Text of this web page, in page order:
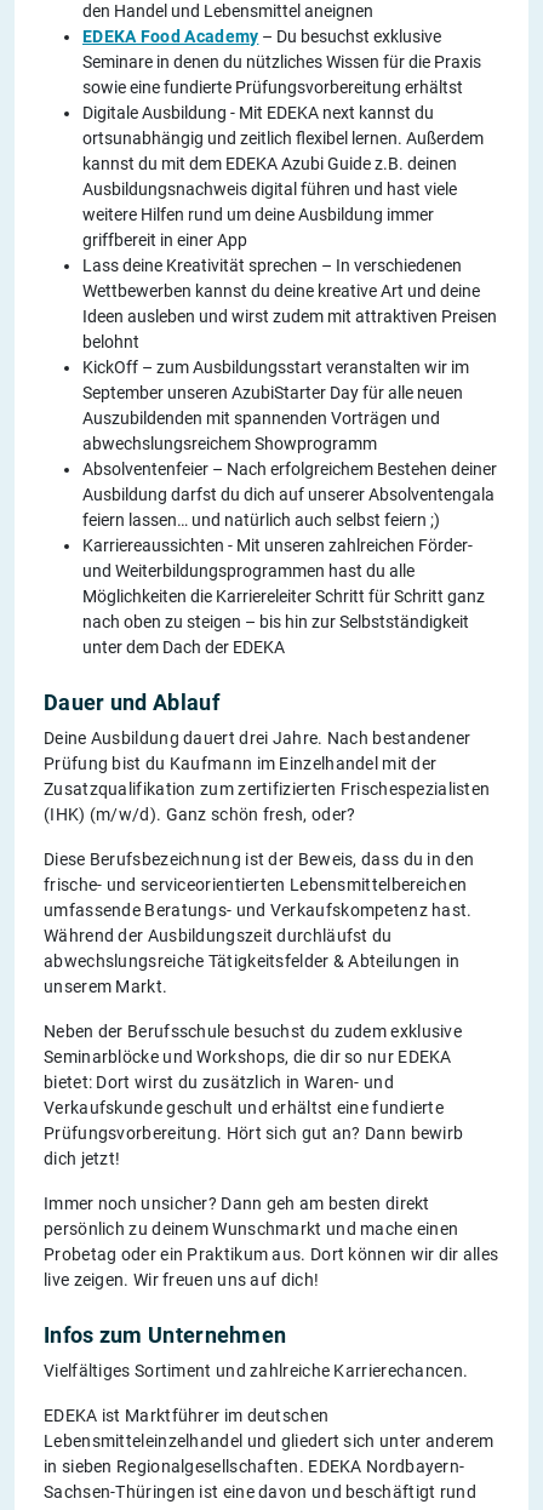
den Handel und Lebensmittel aneignen
EDEKA Food Academy – Du besuchst exklusive
Seminare in denen du nützliches Wissen für die Praxis
sowie eine fundierte Prüfungsvorbereitung erhältst
Digitale Ausbildung - Mit EDEKA next kannst du
ortsunabhängig und zeitlich flexibel lernen. Außerdem
kannst du mit dem EDEKA Azubi Guide z.B. deinen
Ausbildungsnachweis digital führen und hast viele
weitere Hilfen rund um deine Ausbildung immer
griffbereit in einer App
Lass deine Kreativität sprechen – In verschiedenen
Wettbewerben kannst du deine kreative Art und deine
Ideen ausleben und wirst zudem mit attraktiven Preisen
belohnt
KickOff – zum Ausbildungsstart veranstalten wir im
September unseren AzubiStarter Day für alle neuen
Auszubildenden mit spannenden Vorträgen und
abwechslungsreichem Showprogramm
Absolventenfeier – Nach erfolgreichem Bestehen deiner
Ausbildung darfst du dich auf unserer Absolventengala
feiern lassen… und natürlich auch selbst feiern ;)
Karriereaussichten - Mit unseren zahlreichen Förder-
und Weiterbildungsprogrammen hast du alle
Möglichkeiten die Karriereleiter Schritt für Schritt ganz
nach oben zu steigen – bis hin zur Selbstständigkeit
unter dem Dach der EDEKA
Dauer und Ablauf
Deine Ausbildung dauert drei Jahre. Nach bestandener
Prüfung bist du Kaufmann im Einzelhandel mit der
Zusatzqualifikation zum zertifizierten Frischespezialisten
(IHK) (m/w/d). Ganz schön fresh, oder?
Diese Berufsbezeichnung ist der Beweis, dass du in den
frische- und serviceorientierten Lebensmittelbereichen
umfassende Beratungs- und Verkaufskompetenz hast.
Während der Ausbildungszeit durchläufst du
abwechslungsreiche Tätigkeitsfelder & Abteilungen in
unserem Markt.
Neben der Berufsschule besuchst du zudem exklusive
Seminarblöcke und Workshops, die dir so nur EDEKA
bietet: Dort wirst du zusätzlich in Waren- und
Verkaufskunde geschult und erhältst eine fundierte
Prüfungsvorbereitung. Hört sich gut an? Dann bewirb
dich jetzt!
Immer noch unsicher? Dann geh am besten direkt
persönlich zu deinem Wunschmarkt und mache einen
Probetag oder ein Praktikum aus. Dort können wir dir alles
live zeigen. Wir freuen uns auf dich!
Infos zum Unternehmen
Vielfältiges Sortiment und zahlreiche Karrierechancen.
EDEKA ist Marktführer im deutschen
Lebensmitteleinzelhandel und gliedert sich unter anderem
in sieben Regionalgesellschaften. EDEKA Nordbayern-
Sachsen-Thüringen ist eine davon und beschäftigt rund